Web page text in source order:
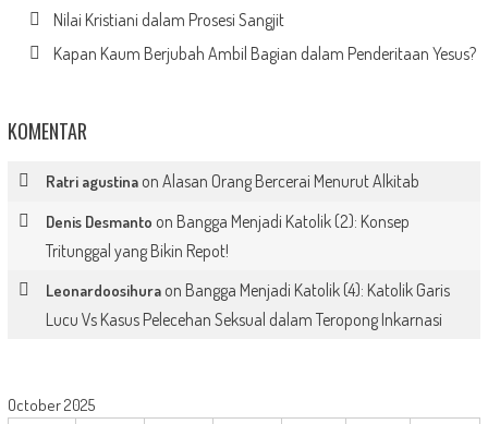
Nilai Kristiani dalam Prosesi Sangjit
Kapan Kaum Berjubah Ambil Bagian dalam Penderitaan Yesus?
KOMENTAR
Ratri agustinaon Alasan Orang Bercerai Menurut Alkitab
Denis Desmanto on Bangga Menjadi Katolik (2): Konsep
Tritunggal yang Bikin Repot!
Leonardoosihuraon Bangga Menjadi Katolik (4): Katolik Garis
Lucu Vs Kasus Pelecehan Seksual dalam Teropong Inkarnasi
October 2025